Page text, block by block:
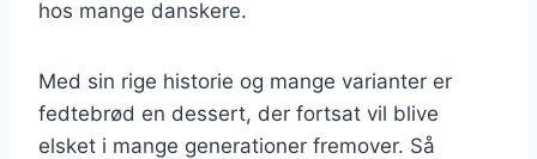
hos mange danskere.
Med sin rige historie og mange varianter er
fedtebrød en dessert, der fortsat vil blive
elsket i mange generationer fremover. Så